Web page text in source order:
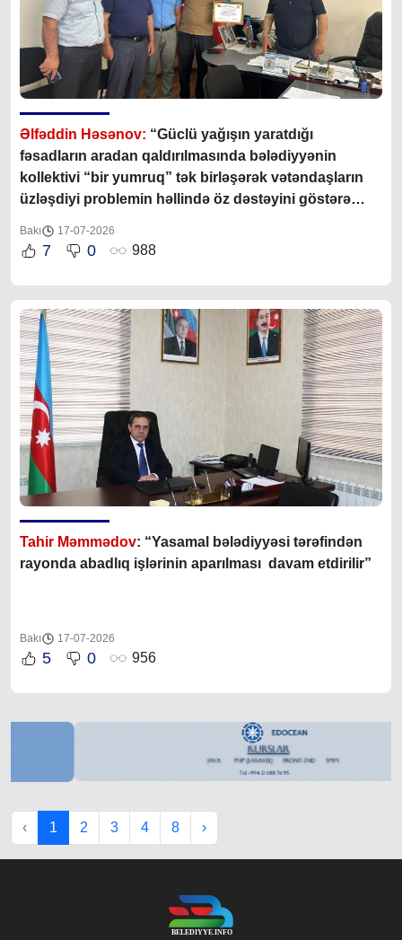
Əlfəddin Həsənov: “Güclü yağışın yaratdığı
fəsadların aradan qaldırılmasında bələdiyyənin
kollektivi “bir yumruq” tək birləşərək vətəndaşların
üzləşdiyi problemin həllində öz dəstəyini göstərə
Bakı 17-07-2026
7 0 988
Tahir Məmmədov: “Yasamal bələdiyyəsi tərəfindən
rayonda abadlıq işlərinin aparılması davam etdirilir”
Bakı 17-07-2026
5 0 956
‹ 1 2 3 4 8 ›